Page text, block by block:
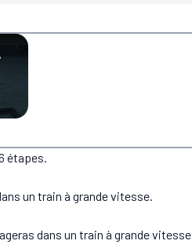
étapes.
un train à grande vitesse.
dans un train à grande vitesse.